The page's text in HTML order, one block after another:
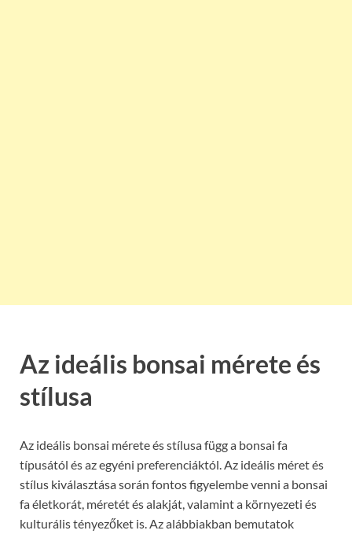
Az ideális bonsai mérete és
stílusa
Az ideális bonsai mérete és stílusa függ a bonsai fa
típusától és az egyéni preferenciáktól. Az ideális méret és
stílus kiválasztása során fontos figyelembe venni a bonsai
fa életkorát, méretét és alakját, valamint a környezeti és
kulturális tényezőket is. Az alábbiakban bemutatok